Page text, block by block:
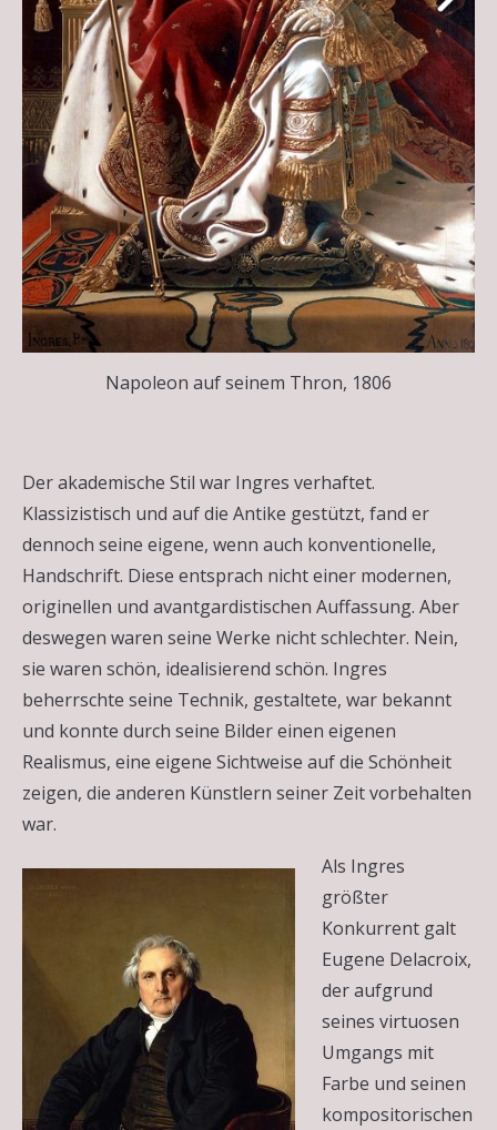
Napoleon auf seinem Thron, 1806
Der akademische Stil war Ingres verhaftet.
Klassizistisch und auf die Antike gestützt, fand er
dennoch seine eigene, wenn auch konventionelle,
Handschrift. Diese entsprach nicht einer modernen,
originellen und avantgardistischen Auffassung. Aber
deswegen waren seine Werke nicht schlechter. Nein,
sie waren schön, idealisierend schön. Ingres
beherrschte seine Technik, gestaltete, war bekannt
und konnte durch seine Bilder einen eigenen
Realismus, eine eigene Sichtweise auf die Schönheit
zeigen, die anderen Künstlern seiner Zeit vorbehalten
war.
Als Ingres
größter
Konkurrent galt
Eugene Delacroix,
der aufgrund
seines virtuosen
Umgangs mit
Farbe und seinen
kompositorischen